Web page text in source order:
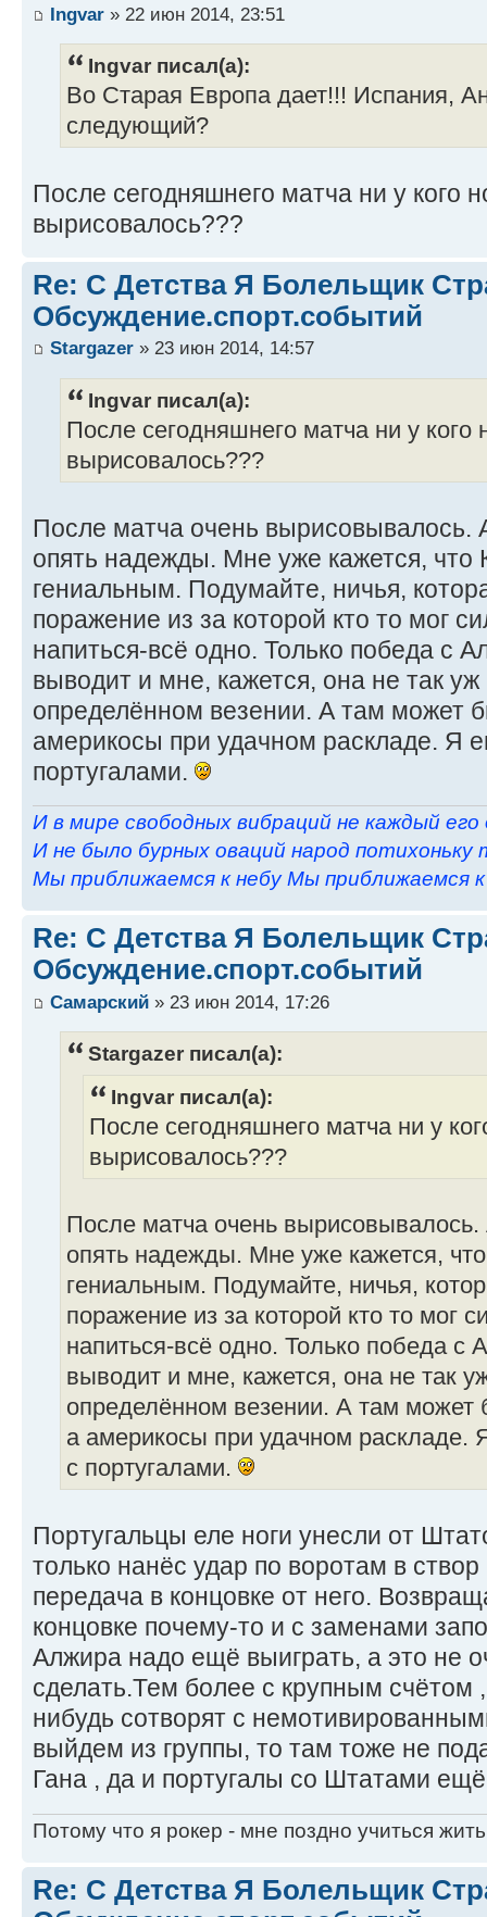
Ingvar » 22 июн 2014, 23:51
Ingvar писал(а):
Во Старая Европа дает!!! Испания,
следующий?
После сегодняшнего матча ни у кого
вырисовалось???
Re: С Детства Я Болельщик
Обсуждение.спорт.событий
Stargazer » 23 июн 2014, 14:57
Ingvar писал(а):
После сегодняшнего матча ни у кого
вырисовалось???
После матча очень вырисовывалось.
опять надежды. Мне уже кажется, что
гениальным. Подумайте, ничья,
поражение из за которой кто то мог
напиться-всё одно. Только победа с
выводит и мне, кажется, она не так
определённом везении. А там может
америкосы при удачном раскладе. Я
португалами.
И в мире свободных вибраций не каждый его
И не было бурных оваций народ потихоньку
Мы приближаемся к небу Мы приближаемся к
Re: С Детства Я Болельщик
Обсуждение.спорт.событий
Самарский » 23 июн 2014, 17:26
Stargazer писал(а):
Ingvar писал(а):
После сегодняшнего матча ни у
вырисовалось???
После матча очень
опять надежды. Мне уже кажется,
гениальным. Подумайте, ничья,
поражение из за которой кто то мог
напиться-всё одно. Только победа с
выводит и мне, кажется, она не так
определённом везении. А там
а америкосы при удачном
с португалами.
Португальцы еле ноги унесли от
только нанёс удар по воротам в
передача в концовке от него.
концовке почему-то и с заменами
Алжира надо ещё выиграть, а это не
сделать.Тем более с крупным счётом
нибудь сотворят с
выйдем из группы, то там тоже не
Гана , да и португалы со Штатами
Потому что я рокер - мне поздно учиться
Re: С Детства Я Болельщик